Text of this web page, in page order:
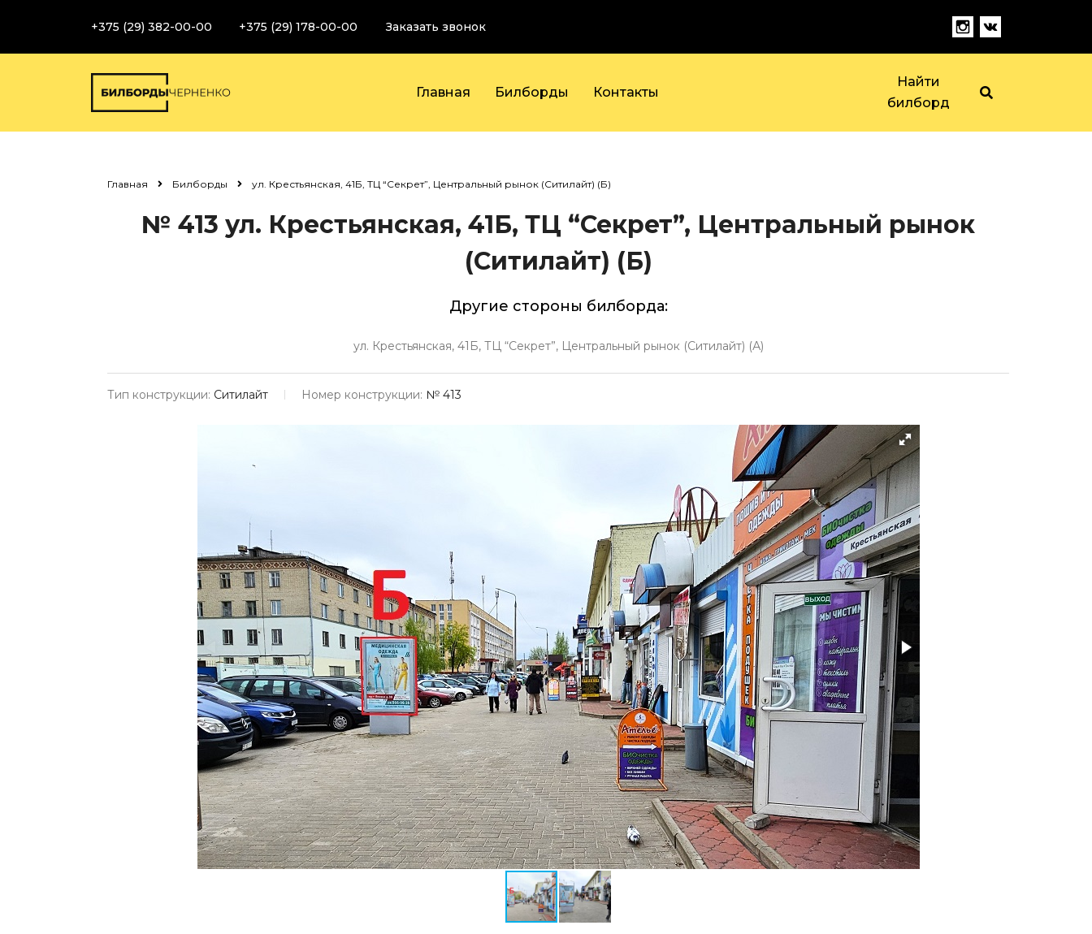
+375 (29) 382-00-00 +375 (29) 178-00-00 Заказать звонок
Главная Билборды Контакты
Найти
билборд
Главная Билборды ул. Крестьянская, 41Б, ТЦ “Секрет”, Центральный рынок (Ситилайт) (Б)
№ 413 ул. Крестьянская, 41Б, ТЦ “Секрет”, Центральный рынок
(Ситилайт) (Б)
Другие стороны билборда:
ул. Крестьянская, 41Б, ТЦ “Секрет”, Центральный рынок (Ситилайт) (А)
Тип конструкции: Ситилайт Номер конструкции: № 413